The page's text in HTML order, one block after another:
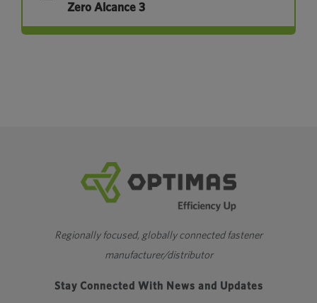
Zero Alcance 3
Regionally focused, globally connected fastener
manufacturer/distributor
Stay Connected With News and Updates